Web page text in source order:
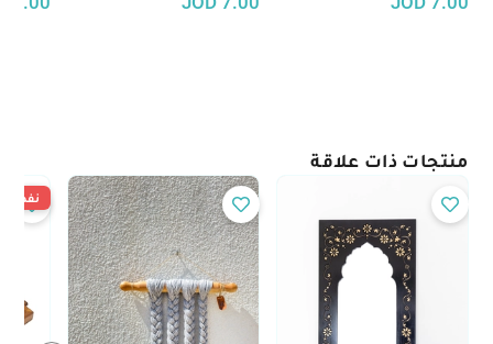
منتجات ذات علاقة
نفدت